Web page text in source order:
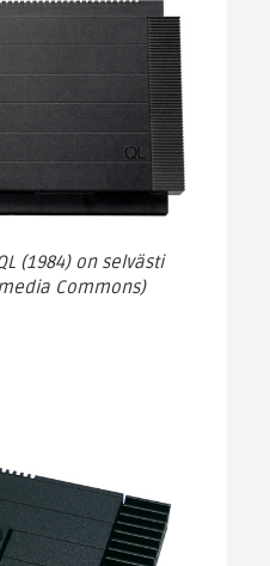
(1984) on selvästi
Commons)